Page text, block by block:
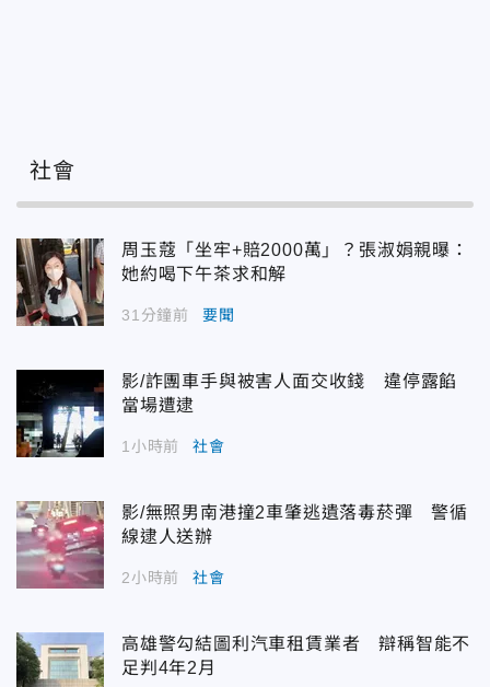
社會
周玉蔻「坐牢+賠2000萬」？張淑娟親曝：
她約喝下午茶求和解
31分鐘前 要聞
影/詐團車手與被害人面交收錢 違停露餡
當場遭逮
1小時前 社會
影/無照男南港撞2車肇逃遺落毒菸彈 警循
線逮人送辦
2小時前 社會
高雄警勾結圖利汽車租賃業者 辯稱智能不
足判4年2月